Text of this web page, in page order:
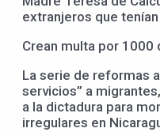
extranjeros que
Crean multa por 1000
La serie de reformas
servicios” a
a la dictadura para
irregulares en